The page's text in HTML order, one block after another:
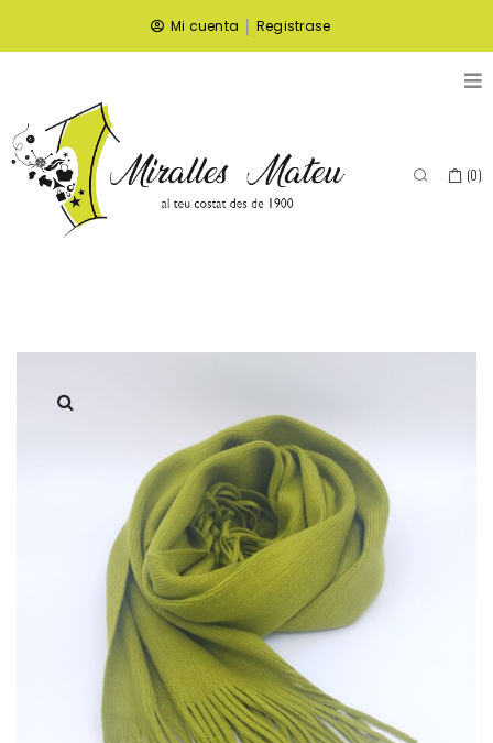
Mi cuenta | Registrase
(0)